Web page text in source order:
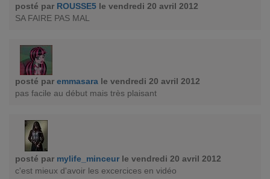
posté par ROUSSE5 le vendredi 20 avril 2012
SA FAIRE PAS MAL
posté par emmasara le vendredi 20 avril 2012
pas facile au début mais très plaisant
posté par mylife_minceur le vendredi 20 avril 2012
c'est mieux d'avoir les excercices en vidéo